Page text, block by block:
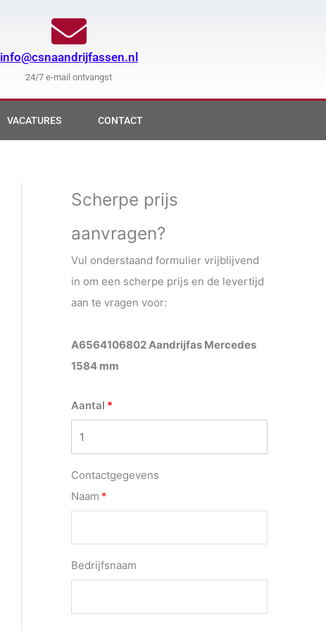
info@csnaandrijfassen.nl
24/7 e-mail ontvangst
VACATURES CONTACT
Scherpe prijs
aanvragen?
Vul onderstaand formulier vrijblijvend
in om een scherpe prijs en de levertijd
aan te vragen voor:
A6564106802 Aandrijfas Mercedes
1584 mm
Aantal
Contactgegevens
Naam
Bedrijfsnaam